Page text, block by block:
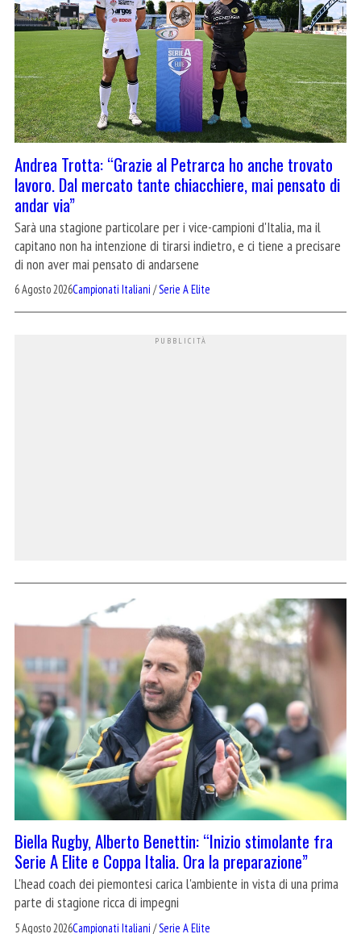
Andrea Trotta: “Grazie al Petrarca ho anche trovato
lavoro. Dal mercato tante chiacchiere, mai pensato di
andar via”
Sarà una stagione particolare per i vice-campioni d'Italia, ma il
capitano non ha intenzione di tirarsi indietro, e ci tiene a precisare
di non aver mai pensato di andarsene
6 Agosto 2026Campionati Italiani /Serie A Elite
Biella Rugby, Alberto Benettin: “Inizio stimolante fra
Serie A Elite e Coppa Italia. Ora la preparazione”
L'head coach dei piemontesi carica l'ambiente in vista di una prima
parte di stagione ricca di impegni
5 Agosto 2026Campionati Italiani /Serie A Elite